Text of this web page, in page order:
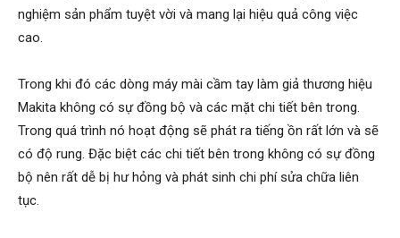
nghiệm sản phẩm tuyệt vời và mang lại hiệu quả công việc
cao.
Trong khi đó các dòng máy mài cầm tay làm giả thương hiệu
Makita không có sự đồng bộ và các mặt chi tiết bên trong.
Trong quá trình nó hoạt động sẽ phát ra tiếng ồn rất lớn và sẽ
có độ rung. Đặc biệt các chi tiết bên trong không có sự đồng
bộ nên rất dễ bị hư hỏng và phát sinh chi phí sửa chữa liên
tục.